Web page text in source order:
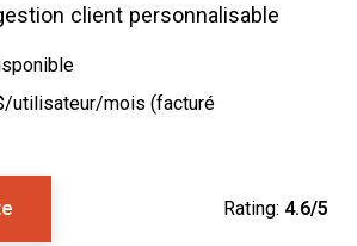
client personnalisable
utilisateur/mois (facturé
Rating: 4.6/5